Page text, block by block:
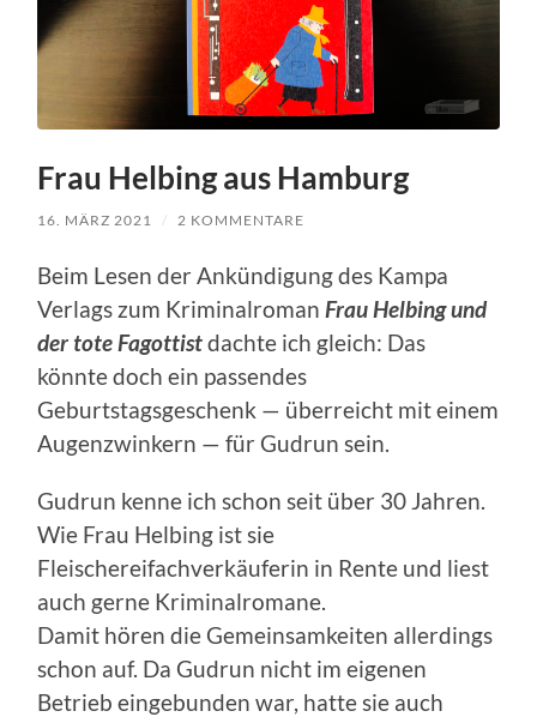
Frau Helbing aus Hamburg
16. MÄRZ 2021 / 2 KOMMENTARE
Beim Lesen der Ankündigung des Kampa
Verlags zum KriminalromanFrau Helbing und
der tote Fagottistdachte ich gleich: Das
könnte doch ein passendes
Geburtstagsgeschenk — überreicht mit einem
Augenzwinkern — für Gudrun sein.
Gudrun kenne ich schon seit über 30 Jahren.
Wie Frau Helbing ist sie
Fleischereifachverkäuferin in Rente und liest
auch gerne Kriminalromane.
Damit hören die Gemeinsamkeiten allerdings
schon auf. Da Gudrun nicht im eigenen
Betrieb eingebunden war, hatte sie auch